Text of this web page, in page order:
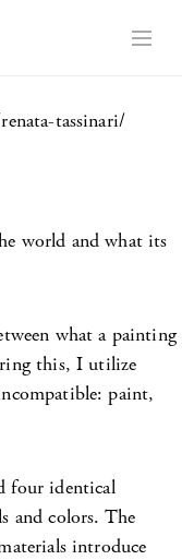
tassinari/
world and what its
what a painting
this, I utilize
paint,
four identical
and colors. The
introduce